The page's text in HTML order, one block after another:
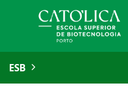
ESB